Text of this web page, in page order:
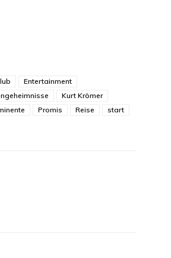
Entertainment
Kurt Krömer
Promis Reise
start